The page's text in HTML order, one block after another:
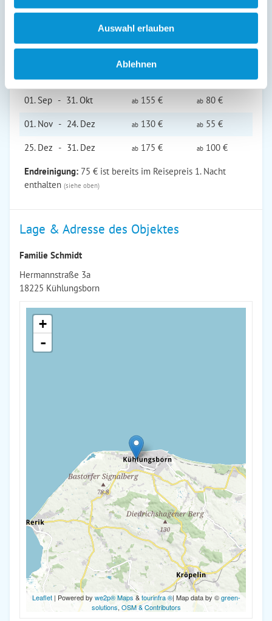
Auswahl erlauben
Ablehnen
Zeitraum
reinigung
nacht
ab130 €
01. Apr - 14. Jun 155 € 80 €
15. Jun - 31. Aug ab195 € ab120 €
01. Sep - 31. Okt ab 155 € ab 80 €
01. Nov - 24. Dez ab 130 € ab 55 €
25. Dez - 31. Dez ab 175 € ab 100 €
Endreinigung: 75 € ist bereits im Reisepreis 1. Nacht
enthalten (siehe oben)
Lage & Adresse des Objektes
Familie Schmidt
Hermannstraße 3a
18225 Kühlungsborn
+
-
Leaflet| Powered by we2p® Maps &tourinfra ®| Map data by ©green-
solutions, OSM & Contributors